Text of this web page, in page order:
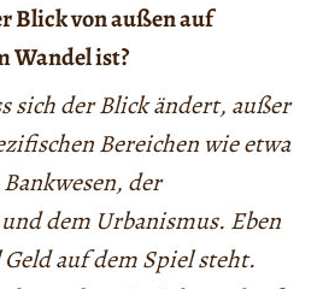
Blick von außen auf
Wandel ist?
sich der Blick ändert, außer
Bereichen wie etwa
der
dem Urbanismus. Eben
auf dem Spiel steht.